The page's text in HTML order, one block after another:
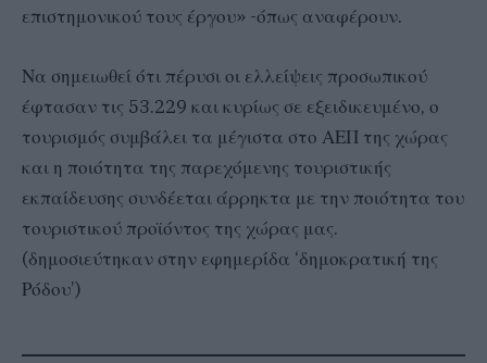
επιστημονικού τους έργου» -όπως αναφέρουν.
Να σημειωθεί ότι πέρυσι οι ελλείψεις προσωπικού
έφτασαν τις 53.229 και κυρίως σε εξειδικευμένο, ο
τουρισμός συμβάλει τα μέγιστα στο ΑΕΠ της χώρας
και η ποιότητα της παρεχόμενης τουριστικής
εκπαίδευσης συνδέεται άρρηκτα με την ποιότητα του
τουριστικού προϊόντος της χώρας μας.
(δημοσιεύτηκαν στην εφημερίδα ‘δημοκρατική της
Ρόδου’)